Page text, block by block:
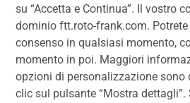
su “Accetta e Continua”. Il vostro
dominio ftt.roto-frank.com. Potrete
consenso in qualsiasi momento,
momento in poi. Maggiori
opzioni di personalizzazione
clic sul pulsante “Mostra dettagli”.